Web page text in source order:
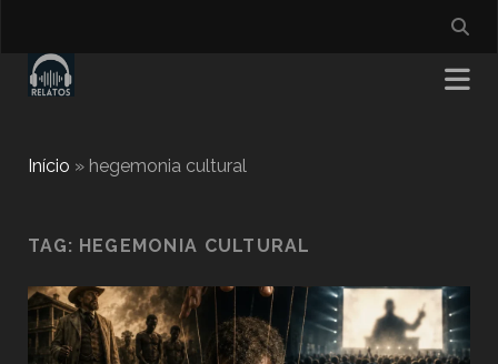
Início » hegemonia cultural
TAG: HEGEMONIA CULTURAL